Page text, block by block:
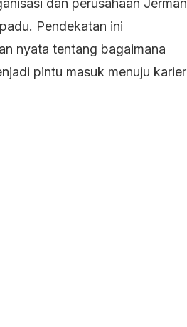
Pendekatan ini
nyata tentang bagaimana
pintu masuk menuju karier